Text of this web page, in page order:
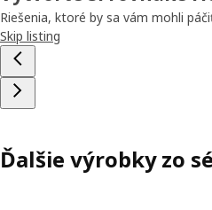
Riešenia, ktoré by sa vám mohli
Skip listing
Ďalšie výrobky zo